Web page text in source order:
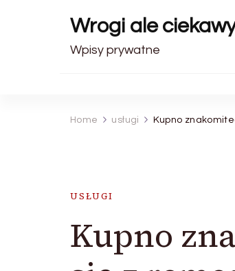
Wrogi ale
Wpisy prywatne
Home usługi Kupno
USŁUGI
Kupno